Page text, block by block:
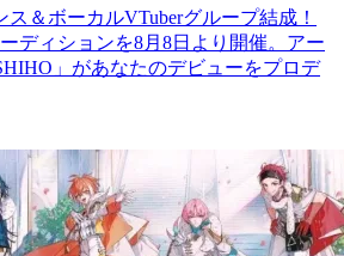
ス＆ボーカルVTuberグループ結成！
ディションを8月8日より開催。アー
」があなたのデビューをプロデ